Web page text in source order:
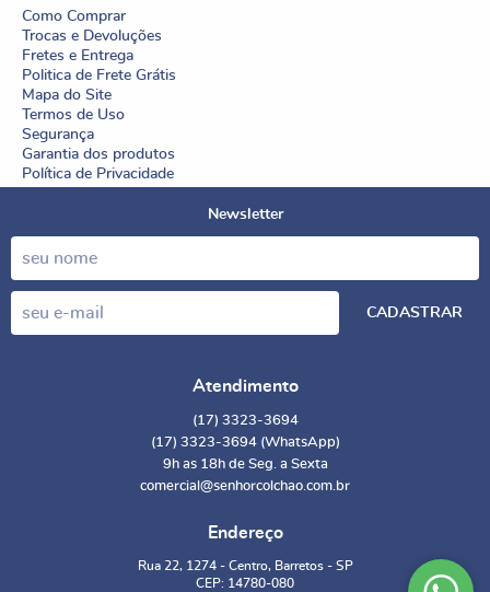
Como Comprar
Trocas e Devoluções
Fretes e Entrega
Politica de Frete Grátis
Mapa do Site
Termos de Uso
Segurança
Garantia dos produtos
Política de Privacidade
Newsletter
CADASTRAR
Atendimento
(17) 3323-3694
(17) 3323-3694 (WhatsApp)
9h as 18h de Seg. a Sexta
comercial@senhorcolchao.com.br
Endereço
Rua 22, 1274- Centro, Barretos- SP
CEP: 14780-080